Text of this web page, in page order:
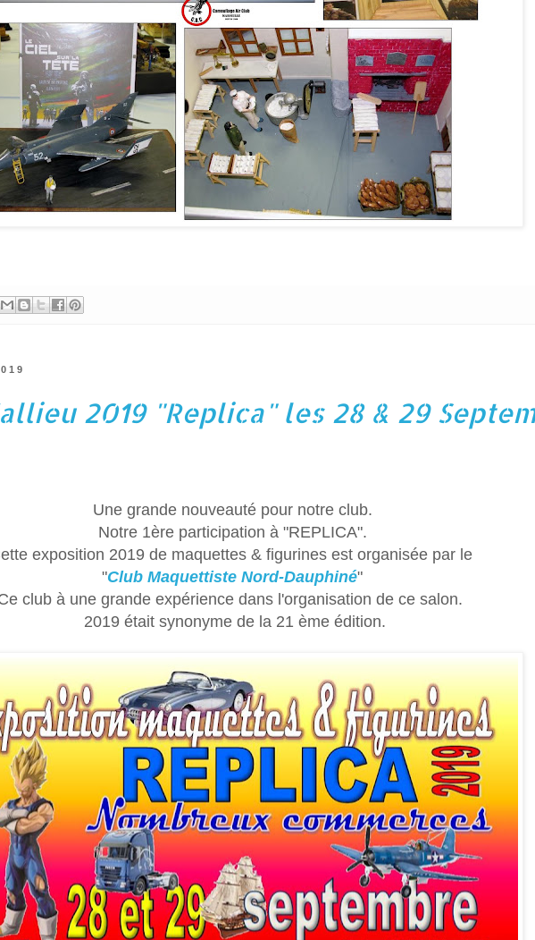
2019 "Replica" les 28 & 29
Une grande nouveauté pour notre club.
Notre 1ère participation à "REPLICA".
exposition 2019 de maquettes & figurines est organisée par le
"Club Maquettiste Nord-Dauphiné"
club à une grande expérience dans l'organisation de ce salon.
2019 était synonyme de la 21 ème édition.